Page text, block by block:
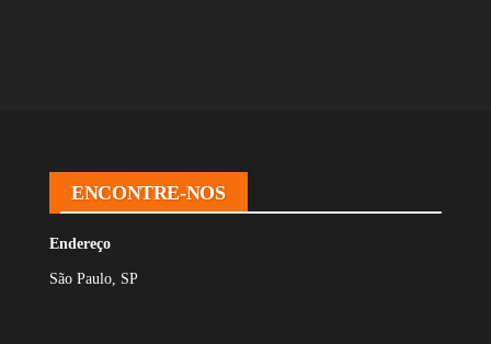
ENCONTRE-NOS
Endereço
São Paulo, SP